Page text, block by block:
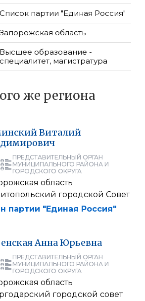
Список партии "Единая Россия"
Запорожская область
Высшее образование -
специалитет, магистратура
же региона
Виталий
ПРЕДСТАВИТЕЛЬНЫЙ ОРГАН
МУНИЦИПАЛЬНОГО РАЙОНА И
ГОРОДСКОГО ОКРУГА
область
городской Совет
партии "Единая Россия"
АннаЮрьевна
ПРЕДСТАВИТЕЛЬНЫЙ ОРГАН
МУНИЦИПАЛЬНОГО РАЙОНА И
ГОРОДСКОГО ОКРУГА
область
городской совет